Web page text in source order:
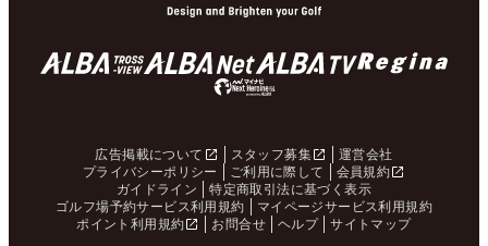
広告掲載について スタッフ募集
運営会社
プライバシーポリシー
ご利用に際して
会員規約
ガイドライン
特定商取引法に基づく表示
ゴルフ場予約サービス利用規約
マイページサービス利用規約
ポイント利用規約
お問合せ ヘルプ サイトマップ